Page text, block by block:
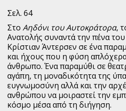
Σελ. 64
Στο Αηδόνι του Αυτοκράτορα,
Ανατολής συναντά την πένα
Κρίστιαν Άντερσεν σε ένα
και ήχους που η φύση
άνθρωπο. Ένα παραμύθι σε
αγάπη, τη μοναδικότητα της
ευγνωμοσύνη αλλά και την
ανθρώπου να μοιραστεί την
κόσμο μέσα από τη διήγηση.